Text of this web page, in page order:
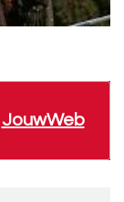
JouwWeb